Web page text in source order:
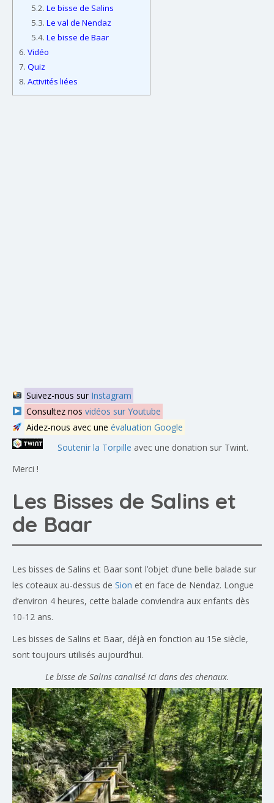
5.2. Le bisse de Salins
5.3. Le val de Nendaz
5.4. Le bisse de Baar
6. Vidéo
7. Quiz
8. Activités liées
Suivez-nous sur Instagram
Consultez nos vidéos sur Youtube
Aidez-nous avec une évaluation Google
Soutenir la Torpille avec une donation sur Twint.
Merci !
Les Bisses de Salins et
de Baar
Les bisses de Salins et Baar sont l’objet d’une belle balade sur
les coteaux au-dessus de Sion et en face de Nendaz. Longue
d’environ 4 heures, cette balade conviendra aux enfants dès
10-12 ans.
Les bisses de Salins et Baar, déjà en fonction au 15e siècle,
sont toujours utilisés aujourd’hui.
Le bisse de Salins canalisé ici dans des chenaux.